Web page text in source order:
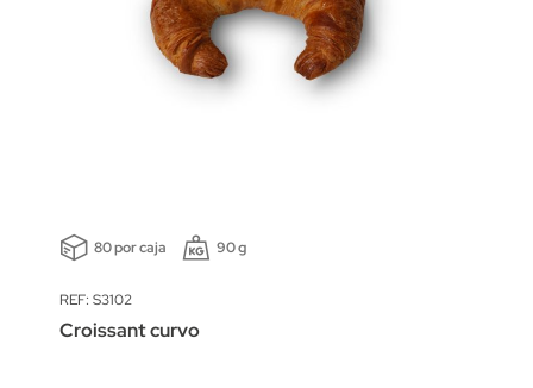
80 por caja 90 g
REF: S3102
Croissant curvo